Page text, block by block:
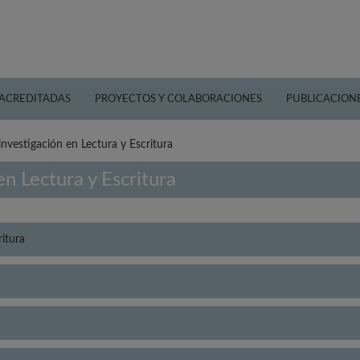
PROYECTOS Y COLABORACIONES
en Lectura y Escritura
Lectura y Escritura